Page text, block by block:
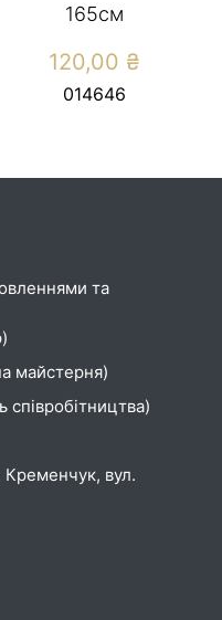
165см
120,00 ₴
014646
та
майстерня)
Кременчук, вул.